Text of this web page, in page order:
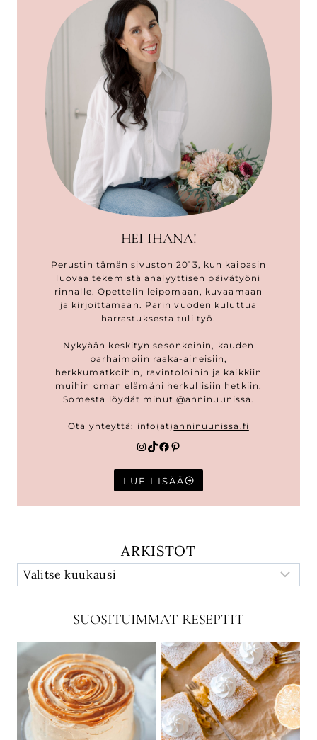
HEI IHANA!
Perustin tämän sivuston 2013, kun kaipasin
luovaa tekemistä analyyttisen päivätyöni
rinnalle. Opettelin leipomaan, kuvaamaan
ja kirjoittamaan. Parin vuoden kuluttua
harrastuksesta tuli työ.
Nykyään keskityn sesonkeihin, kauden
parhaimpiin raaka-aineisiin,
herkkumatkoihin, ravintoloihin ja kaikkiin
muihin oman elämäni herkullisiin hetkiin.
Somesta löydät minut @anninuunissa.
Ota yhteyttä: info(at)anninuunissa.fi
Instagram
TikTok
Facebook
Pinterest
LUE LISÄÄ
ARKISTOT
SUOSITUIMMAT RESEPTIT